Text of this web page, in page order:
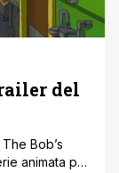
del
Bob’s
animata per